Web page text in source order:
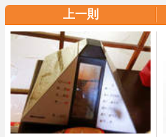
上一則